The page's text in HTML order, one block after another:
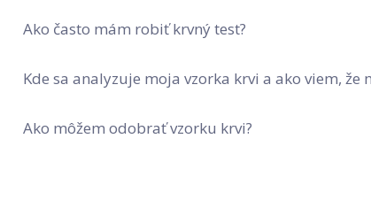
Ako často mám robiť krvný test?
Kde sa analyzuje moja vzorka krvi a ako viem, že
Ako môžem odobrať vzorku krvi?